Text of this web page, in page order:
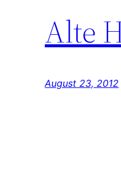
Alte
August 23, 2012